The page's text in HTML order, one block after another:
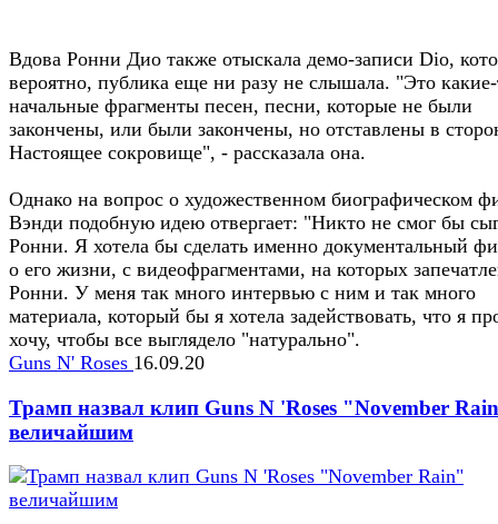
Вдова Ронни Дио также отыскала демо-записи Dio,
вероятно, публика еще ни разу не слышала. "Это
начальные фрагменты песен, песни, которые не были
закончены, или были закончены, но отставлены в
Настоящее сокровище", - рассказала она.
Однако на вопрос о художественном биографическом
Вэнди подобную идею отвергает: "Никто не смог бы
Ронни. Я хотела бы сделать именно документальный
о его жизни, с видеофрагментами, на которых
Ронни. У меня так много интервью с ним и так много
материала, который бы я хотела задействовать, что я
хочу, чтобы все выглядело "натурально".
Guns N' Roses 16.09.20
Трамп назвал клип Guns N 'Roses "November
величайшим